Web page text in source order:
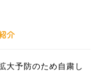
介
大予防のため自粛し